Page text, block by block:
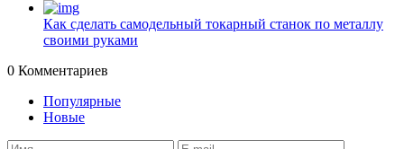
Как сделать самодельный токарный станок по металлу
своими руками
0 Комментариев
Популярные
Новые